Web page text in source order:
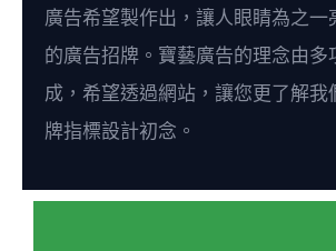
廣告希望製作出，讓人眼睛為之一
的廣告招牌。寶藝廣告的理念由多
成，希望透過網站，讓您更了解我
牌指標設計初念。